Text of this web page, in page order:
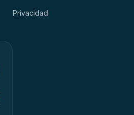
Privacidad